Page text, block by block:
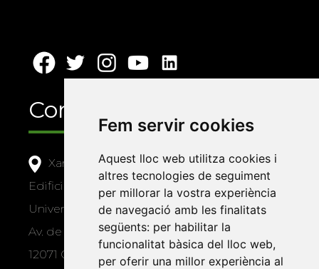
Fem servir cookies
Aquest lloc web utilitza cookies i
altres tecnologies de seguiment
per millorar la vostra experiència
de navegació amb les finalitats
següents: per habilitar la
funcionalitat bàsica del lloc web,
per oferir una millor experiència al
Contacte
Xarxa Vives d'Universitats
Edifici Àgora
Universitat Jaume I, local 10
Av. de Vicent Sos Baynat, s/n
12071 Castelló de la Plana